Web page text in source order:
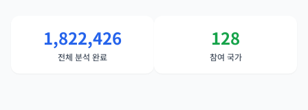
1,822,426
전체 분석 완료
128
참여 국가